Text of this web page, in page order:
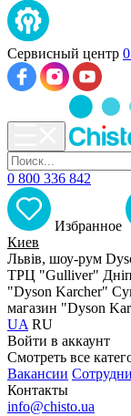
Сервисный центр
0 800 336 842
Избранное
Киев
Львів, шоу-рум
ТРЦ "Gulliver"
"Dyson Karcher"
магазин "Dyson
UA RU
Войти в аккаунт
Смотреть все
Вакансии
Контакты
info@chisto.ua